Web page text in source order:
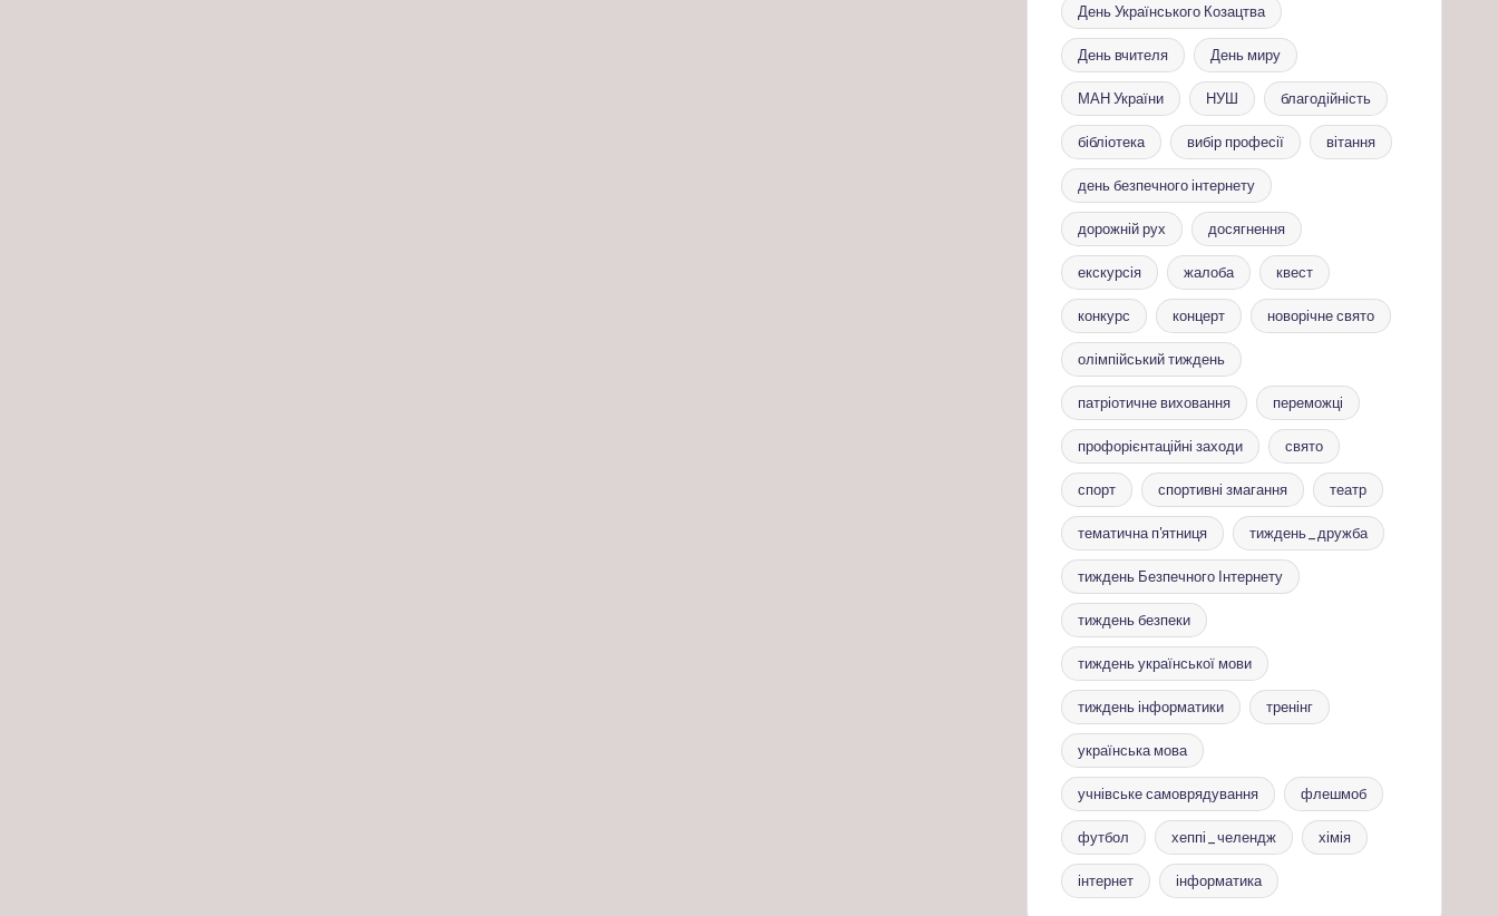
День Українського Козацтва
День вчителя День миру
МАН України НУШ благодійність
бібліотека вибір професії вітання
день безпечного інтернету
дорожній рух досягнення
екскурсія жалоба квест
конкурс концерт новорічне свято
олімпійський тиждень
патріотичне виховання переможці
профорієнтаційні заходи свято
спорт спортивні змагання театр
тематична п'ятниця тиждень_дружба
тиждень Безпечного Інтернету
тиждень безпеки
тиждень української мови
тиждень інформатики тренінг
українська мова
учнівське самоврядування флешмоб
футбол хеппі_челендж хімія
інтернет інформатика